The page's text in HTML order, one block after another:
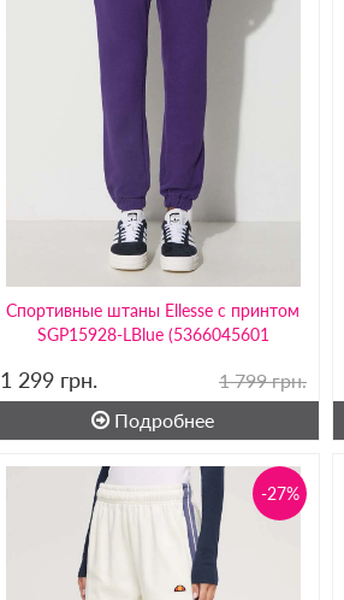
Спортивные штаны Ellesse с принтом
SGP15928-LBlue (5366045601
1 299 грн.
1 799 грн.
Подробнее
-27%